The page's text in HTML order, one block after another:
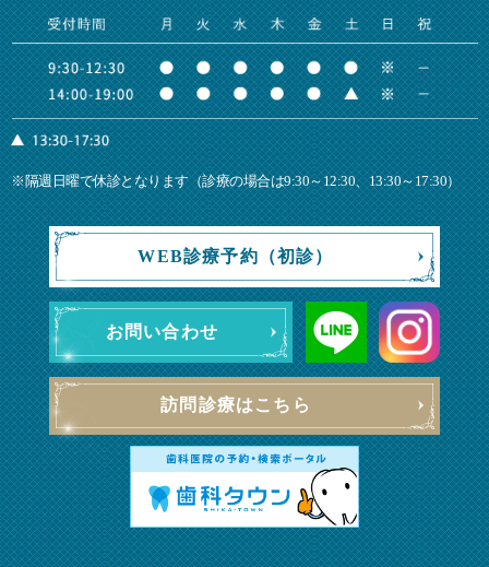
※隔週日曜で休診となります（診療の場合は9:30～12:30、13:30～17:30）
WEB診療予約（初診）
お問い合わせ
訪問診療はこちら